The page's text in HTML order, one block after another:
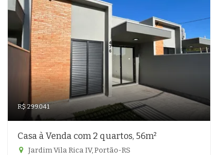
R$ 299.041
Casa à Venda com 2 quartos, 56m²
Jardim Vila Rica IV, Portão-RS